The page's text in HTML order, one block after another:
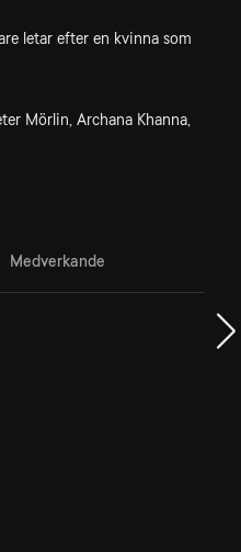
letar efter en kvinna som
Mörlin, Archana Khanna,
Medverkande